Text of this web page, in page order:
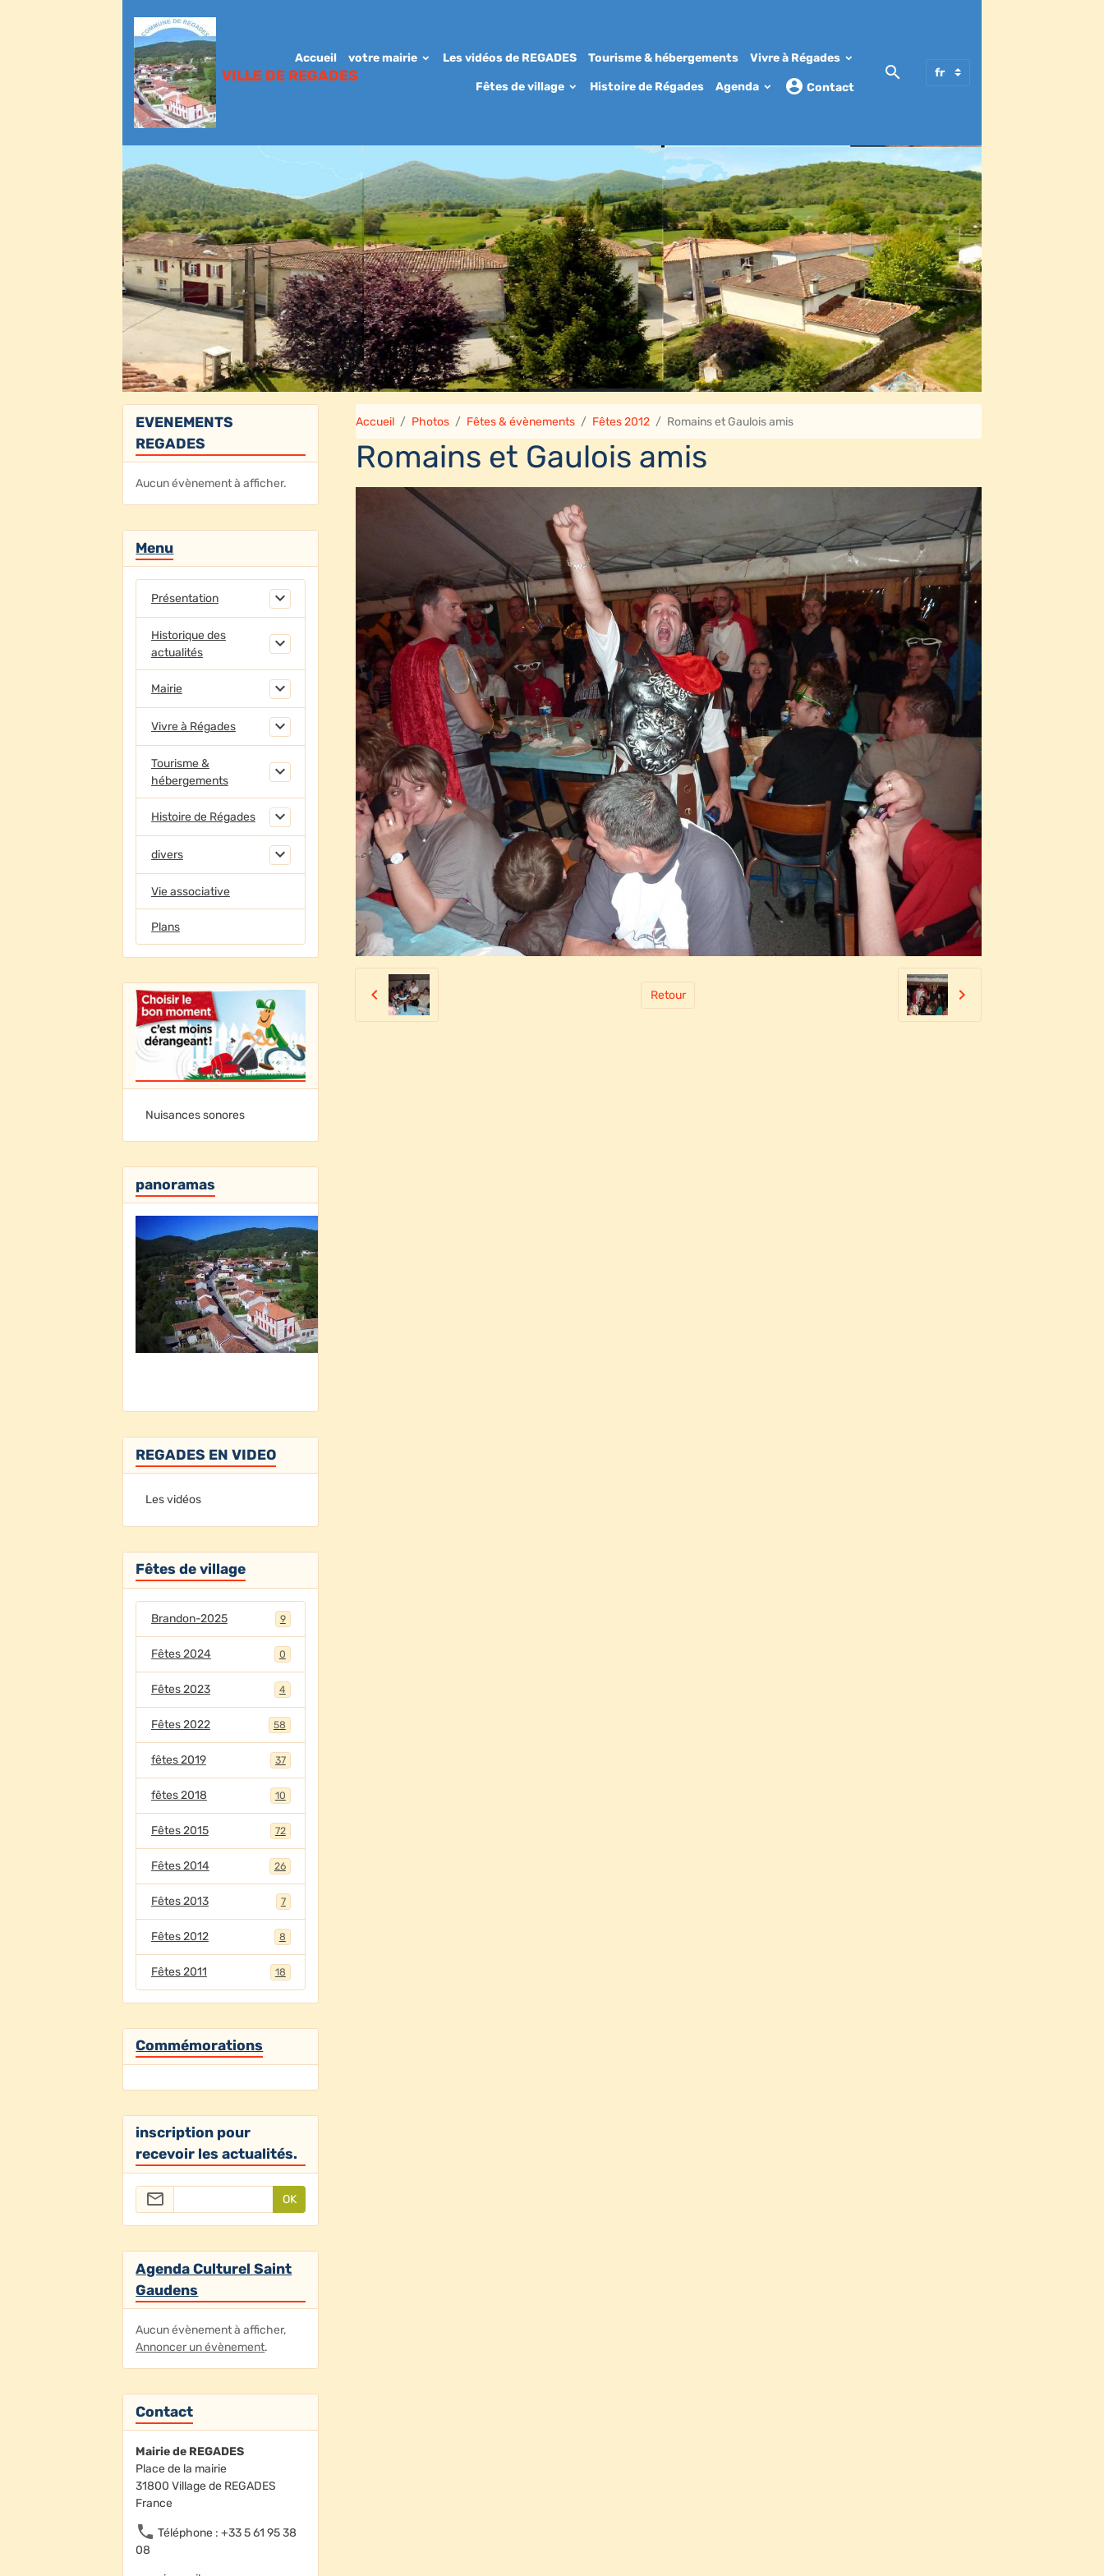
VILLE DE REGADES
Accueil votre mairie Les vidéos de REGADES Tourisme & hébergements Vivre à Régades
Fêtes de village Histoire de Régades Agenda Contact
Accueil Photos Fêtes & évènements Fêtes 2012 Romains et Gaulois amis
Romains et Gaulois amis
Retour
EVENEMENTS
REGADES
Aucun évènement à afficher.
Menu
Présentation
Historique des
actualités
Mairie
Vivre à Régades
Tourisme &
hébergements
Histoire de Régades
divers
Vie associative
Plans
Nuisances sonores
panoramas
REGADES EN VIDEO
Les vidéos
Fêtes de village
Brandon-2025 9
Fêtes 2024 0
Fêtes 2023 4
Fêtes 2022 58
fêtes 2019 37
fêtes 2018 10
Fêtes 2015 72
Fêtes 2014 26
Fêtes 2013 7
Fêtes 2012 8
Fêtes 2011 18
Commémorations
inscription pour
recevoir les actualités.
OK
Agenda Culturel Saint
Gaudens
Aucun évènement à afficher,
Annoncer un évènement.
Contact
Mairie de REGADES
Place de la mairie
31800 Village de REGADES
France
Téléphone : +33 5 61 95 38
08